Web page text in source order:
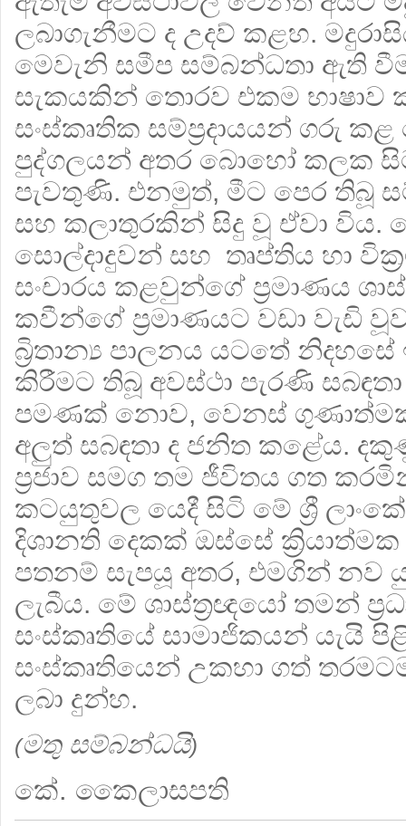
ලබාගැනීමට ද උදව් කළහ.
මෙවැනි සමීප සම්බන්ධතා ඇති
සැකයකින් තොරව එකම භාෂාව
සංස්කෘතික සම්ප්‍රදායයන් ගරු කළ
පුද්ගලයන් අතර බොහෝ කලක
පැවතුණි. එනමුත්, මීට පෙර තිබූ
සහ කලාතුරකින් සිදු වූ ඒවා විය.
සොල්දාදුවන් සහ තෘප්තිය හා
සංචාරය කළවුන්ගේ ප්‍රමාණය
කවීන්ගේ ප්‍රමාණයට වඩා වැඩි
බ්‍රිතාන්‍ය පාලනය යටතේ
කිරීමට තිබූ අවස්ථා පැරණි
පමණක් නොව, වෙනස්
අලුත් සබඳතා ද ජනිත කළේය.
ප්‍රජාව සමග තම ජීවිතය ගත
කටයුතුවල යෙදී සිටි මේ ශ්‍රී
දිශානති දෙකක් ඔස්සේ
පතනම් සැපයූ අතර, එමගින් නව
ලැබීය. මේ ශාස්ත්‍රඥයෝ තමන්
සංස්කෘතියේ සාමාජිකයන් යැයි
සංස්කෘතියෙන් උකහා ගත්
ලබා දුන්හ.
(මතු සම්බන්ධයි)
කේ. කෛලාසපති